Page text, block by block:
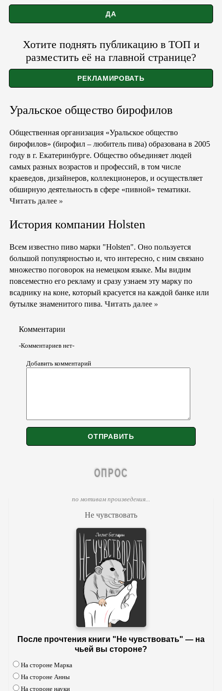
Хотите поднять публикацию в ТОП и
разместить её на главной странице?
Уральское общество бирофилов
Общественная организация «Уральское общество
бирофилов» (бирофил – любитель пива) образована в 2005
году в г. Екатеринбурге. Общество объединяет людей
самых разных возрастов и профессий, в том числе
краеведов, дизайнеров, коллекционеров, и осуществляет
обширную деятельность в сфере «пивной» тематики.
Читать далее »
История компании Holsten
Всем известно пиво марки "Holsten". Оно пользуется
большой популярностью и, что интересно, с ним связано
множество поговорок на немецком языке. Мы видим
повсеместно его рекламу и сразу узнаем эту марку по
всаднику на коне, который красуется на каждой банке или
бутылке знаменитого пива. Читать далее »
Комментарии
-Комментариев нет-
Добавить комментарий
ОПРОС
по мотивам произведения...
Не чувствовать
После прочтения книги "Не чувствовать" — на
чьей вы стороне?
На стороне Марка
На стороне Анны
На стороне науки